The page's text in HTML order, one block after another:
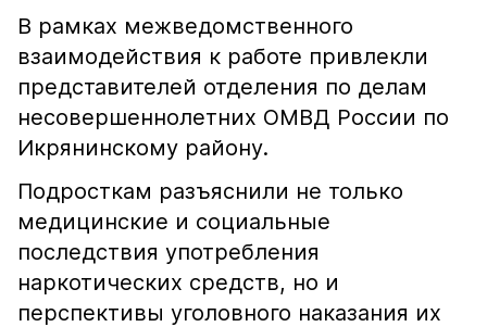
В рамках межведомственного
взаимодействия к работе привлекли
представителей отделения по делам
несовершеннолетних ОМВД России по
Икрянинскому району.
Подросткам разъяснили не только
медицинские и социальные
последствия употребления
наркотических средств, но и
перспективы уголовного наказания их